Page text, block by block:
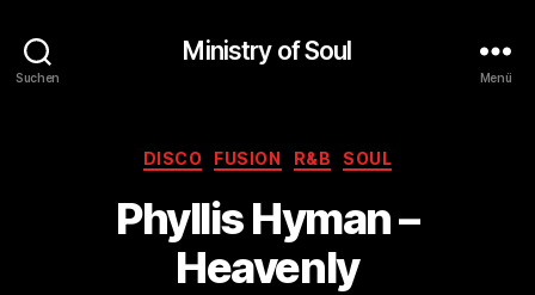
Suchen
Ministry of Soul
Menü
Kategorien
DISCO FUSION R&B SOUL
Phyllis Hyman –
Heavenly